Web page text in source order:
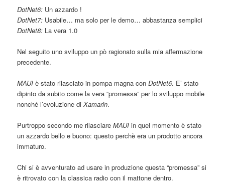
DotNet6: Un azzardo !
DotNet7: Usabile… ma solo per le demo… abbastanza semplici
DotNet8: La vera 1.0
Nel seguito uno sviluppo un pò ragionato sulla mia affermazione
precedente.
MAUIè stato rilasciato in pompa magna conDotNet6. E’ stato
dipinto da subito come la vera “promessa” per lo sviluppo mobile
nonché l’evoluzione diXamarin.
Purtroppo secondo me rilasciareMAUI in quel momento è stato
un azzardo bello e buono: questo perchè era un prodotto ancora
immaturo.
Chi si è avventurato ad usare in produzione questa “promessa” si
è ritrovato con la classica radio con il mattone dentro.